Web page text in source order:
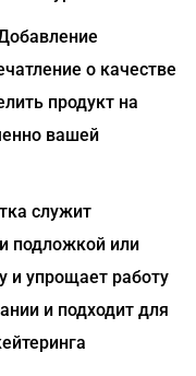
о качестве
продукт на
вашей
служит
подложкой или
и упрощает работу
и подходит для